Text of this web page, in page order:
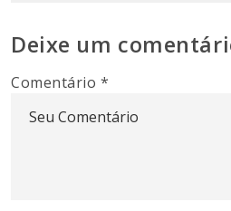
Deixe um
Comentário*